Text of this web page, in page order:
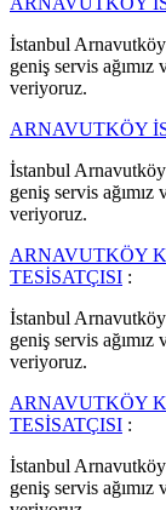
İstanbul
geniş servis
veriyoruz.
ARNAVUTKÖY
İstanbul
geniş servis
veriyoruz.
ARNAVUTKÖY
TESİSATÇISI :
İstanbul
geniş servis
veriyoruz.
ARNAVUTKÖY
TESİSATÇISI :
İstanbul
geniş servis